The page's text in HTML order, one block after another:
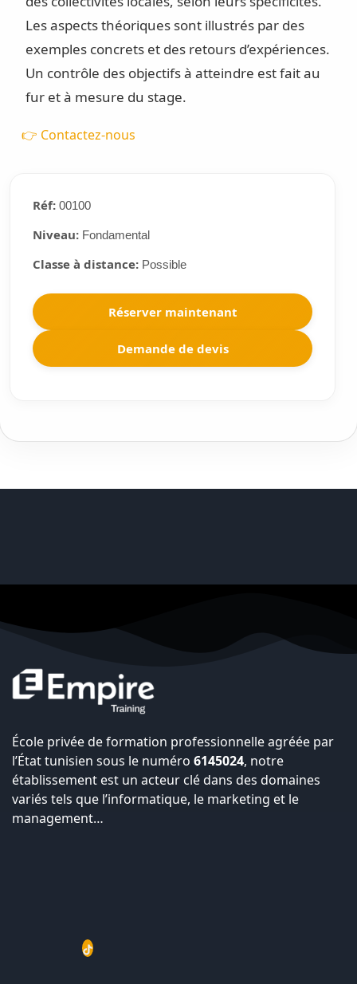
Les aspects théoriques sont illustrés par des
exemples concrets et des retours d’expériences.
Un contrôle des objectifs à atteindre est fait au
fur et à mesure du stage.
👉 Contactez-nous
Réf:00100
Niveau:Fondamental
Classe à distance:Possible
Réserver maintenant
Demande de devis
École privée de formation professionnelle agréée par
l’État tunisien sous le numéro 6145024, notre
établissement est un acteur clé dans des domaines
variés tels que l’informatique, le marketing et le
management…